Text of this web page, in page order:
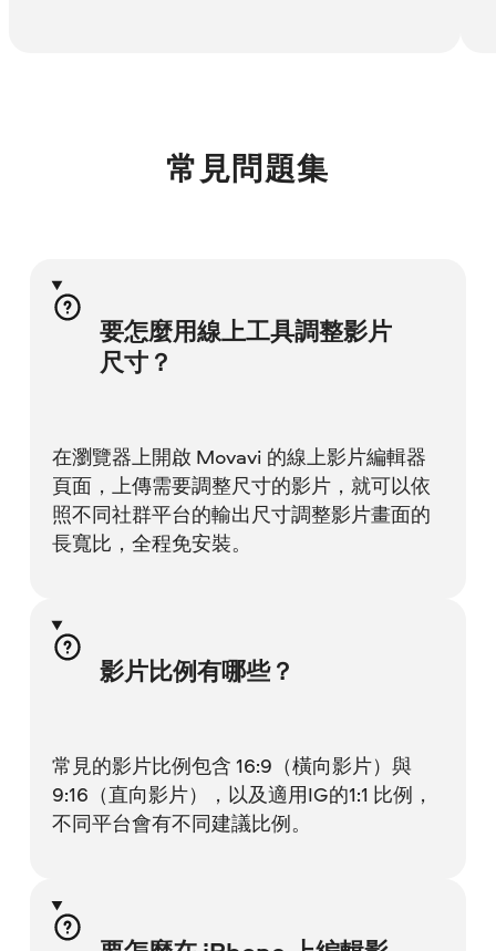
常見問題集
要怎麼用線上工具調整影片
尺寸？
在瀏覽器上開啟 Movavi 的線上影片編輯器
頁面，上傳需要調整尺寸的影片，就可以依
照不同社群平台的輸出尺寸調整影片畫面的
長寬比，全程免安裝。
影片比例有哪些？
常見的影片比例包含 16:9（橫向影片）與
9:16（直向影片），以及適用IG的1:1 比例，
不同平台會有不同建議比例。